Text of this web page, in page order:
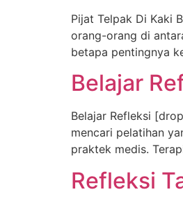
Pijat Telpak Di Kaki
orang-orang di
betapa pentingnya
Belajar
Belajar Refleksi
mencari pelatihan
praktek medis.
Refleksi